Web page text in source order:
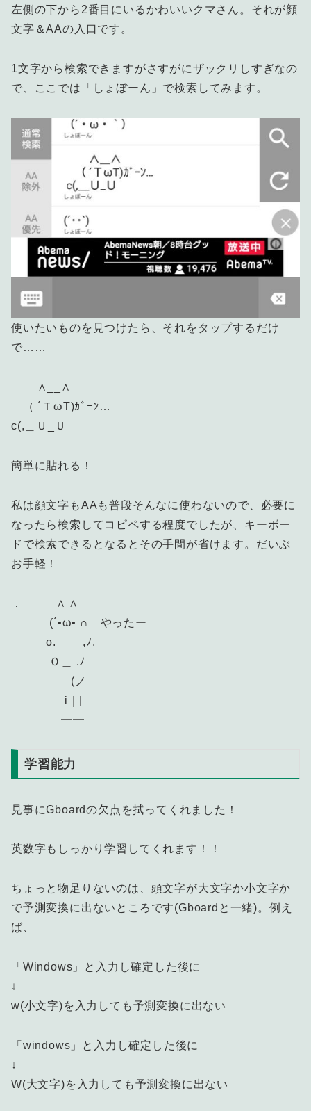
左側の下から2番目にいるかわいいクマさん。それが顔
文字＆AAの入口です。
1文字から検索できますがさすがにザックリしすぎなの
で、ここでは「しょぼーん」で検索してみます。
使いたいものを見つけたら、それをタップするだけ
で……
∧__∧
（ ´ＴωT)ｶﾞｰﾝ…
c(,＿Ｕ_Ｕ
簡単に貼れる！
私は顔文字もAAも普段そんなに使わないので、必要に
なったら検索してコピペする程度でしたが、キーボー
ドで検索できるとなるとその手間が省けます。だいぶ
お手軽！
． ∧ ∧
(´•ω• ∩ やったー
o. ,ﾉ.
Ｏ＿ .ﾉ
(ノ
i｜|
━━
学習能力
見事にGboardの欠点を拭ってくれました！
英数字もしっかり学習してくれます！！
ちょっと物足りないのは、頭文字が大文字か小文字か
で予測変換に出ないところです(Gboardと一緒)。例え
ば、
「Windows」と入力し確定した後に
↓
w(小文字)を入力しても予測変換に出ない
「windows」と入力し確定した後に
↓
W(大文字)を入力しても予測変換に出ない